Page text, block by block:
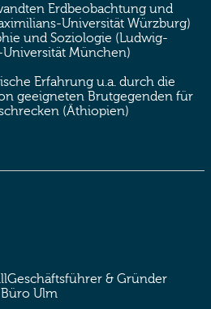
Erdbeobachtung und
Universität Würzburg)
und Soziologie (Ludwig-
München)
Erfahrung u.a. durch die
geeigneten Brutgegenden für
(Äthiopien)
Geschäftsführer & Gründer
Büro Ulm